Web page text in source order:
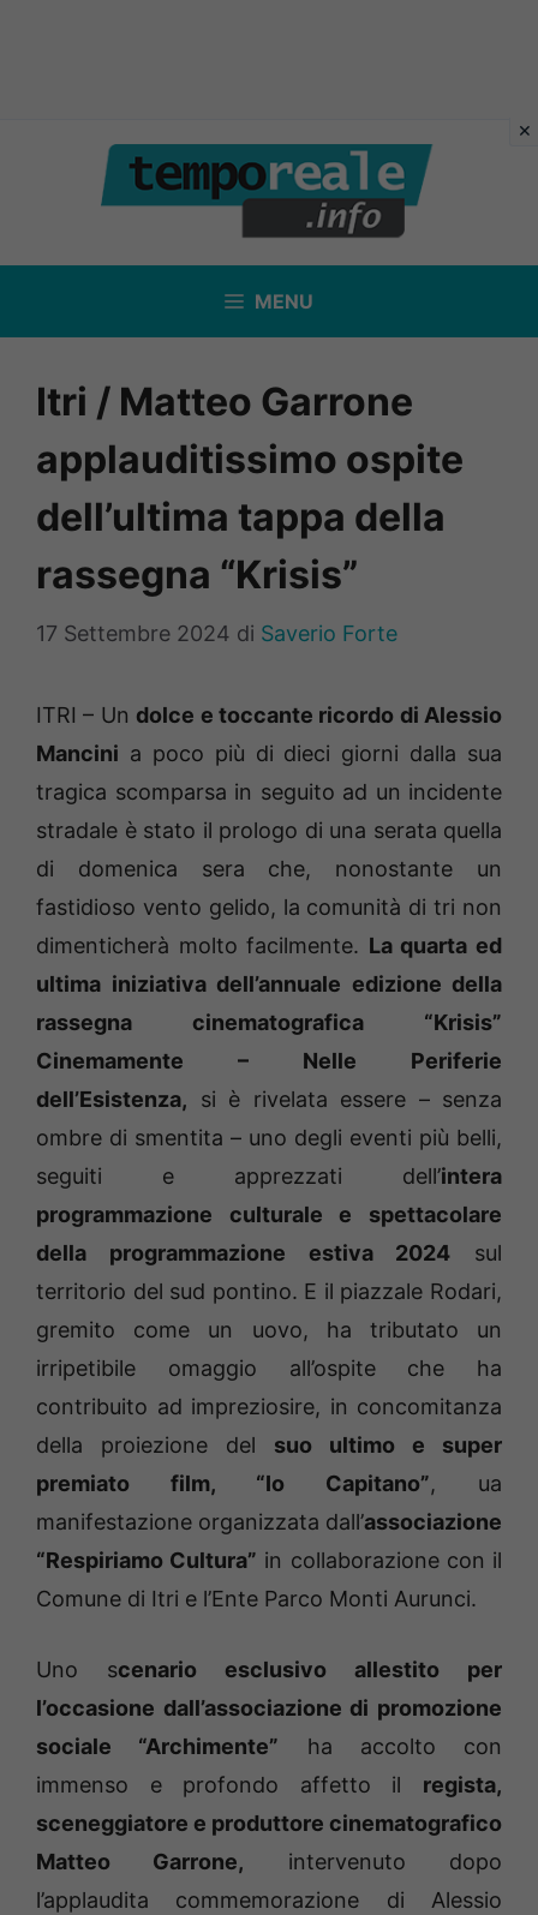
contenuto
MENU
Itri / Matteo Garrone
applauditissimo ospite
dell’ultima tappa della
rassegna “Krisis”
17 Settembre 2024 di Saverio Forte
ITRI – Un dolce e toccante ricordo di Alessio
Mancini a poco più di dieci giorni dalla sua
tragica scomparsa in seguito ad un incidente
stradale è stato il prologo di una serata quella
di domenica sera che, nonostante un
fastidioso vento gelido, la comunità di tri non
dimenticherà molto facilmente. La quarta ed
ultima iniziativa dell’annuale edizione della
rassegna cinematografica “Krisis”
Cinemamente – Nelle Periferie
dell’Esistenza, si è rivelata essere – senza
ombre di smentita – uno degli eventi più belli,
seguiti e apprezzati dell’intera
programmazione culturale e spettacolare
della programmazione estiva 2024 sul
territorio del sud pontino. E il piazzale Rodari,
gremito come un uovo, ha tributato un
irripetibile omaggio all’ospite che ha
contribuito ad impreziosire, in concomitanza
della proiezione del suo ultimo e super
premiato film, “Io Capitano”, ua
manifestazione organizzata dall’associazione
“Respiriamo Cultura” in collaborazione con il
Comune di Itri e l’Ente Parco Monti Aurunci.
Uno scenario esclusivo allestito per
l’occasione dall’associazione di promozione
sociale “Archimente” ha accolto con
immenso e profondo affetto il regista,
sceneggiatore e produttore cinematografico
Matteo Garrone, intervenuto dopo
l’applaudita commemorazione di Alessio